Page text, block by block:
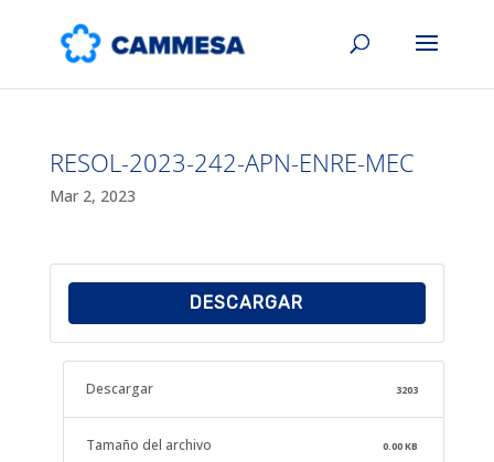
RESOL-2023-242-APN-ENRE-MEC
Mar 2, 2023
DESCARGAR
Descargar 3203
Tamaño del archivo 0.00 KB